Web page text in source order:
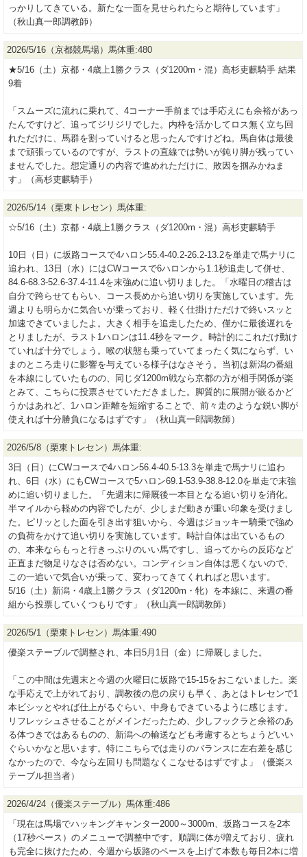
っかりしてきている。新たな一面を見せられたらと期待しています」
（秋山真一郎調教師）
2026/5/16（京都競馬場）馬体重:480
★5/16（土）京都・4歳上1勝クラス（ダ1200m・混）高杉吏麒騎手 結果
9着
「スムーズに流れに乗れて、4コーナー手前までは手応えにも余裕があっ
たんですけど、追ってジリジリでした。内枠を活かしてロス無く立ち回
れただけに、馬群を割っていけると思ったんですけどね。馬自体は最後
まで頑張っているのですが、ラストの直線では勢いが鈍り脚が残ってい
ませんでした。想定通りの内容で進めれただけに、敗因を掴みかねま
す」（高杉吏麒騎手）
2026/5/14（栗東トレセン）馬体重:
☆5/16（土）京都・4歳上1勝クラス（ダ1200m・混）高杉吏麒騎手
10日（日）に坂路コースで4ハロン55.4-40.2-26.2-13.2を単走で馬ナリに
追われ、13日（水）にはCWコースで6ハロンから1.1秒追走して併せ、
84.6-68.3-52.6-37.4-11.4を末強めに追い切りました。「水曜日の稽古は
自分で跨らせてもらい、コース長めから追い切りを実施しています。先
週よりも明らかに気合いが乗っており、軽く仕掛けただけで終いスッと
加速できていましたよ。大きく相手を追走したため、僅かに最後遅れを
とりましたが、ラスト1ハロンは11.4秒をマーク。時計的にこれだけ動け
ていれば十分でしょう。喉の状態も乗っていてまったく気にならず、い
まのところ走りに影響を与えている様子はなさそう。当初は新潟の番組
を本線にしていたものの、同じダ1200m戦なら京都の方が相手関係が楽
とみて、こちらに投票させていただきました。脚質的に展開が嵌るかど
うかはあれど、1ハロン距離を短縮することで、前々走のような鋭い脚が
使えれば十分勝負になるはずです」（秋山真一郎調教師）
2026/5/8（栗東トレセン）馬体重:
3日（日）にCWコースで4ハロン56.4-40.5-13.3を単走で馬ナリに追わ
れ、6日（水）にもCWコースで5ハロン69.1-53.9-38.8-12.0を単走で末強
めに追い切りました。「先週末に帰厩後一本目となる追い切りを消化。
半マイルから軽めの内容でしたが、少しまだ動きが重い印象を受けまし
た。ピリッとした面を引き出す狙いから、今週はジョッキー騎乗で強め
の負荷をかけて追い切りを実施しています。時計自体は出ているもの
の、本来ならもっと行きっぷりのいい馬ですし、追ってからの反応など
正直まだ物足りなさは否めない。コンディション自体は悪くないので、
この一追いで気合いが乗って、変わってきてくれればと思います。
5/16（土）新潟・4歳上1勝クラス（ダ1200m・牝）を本線に、来週の番
組から投票していくつもりです」（秋山真一郎調教師）
2026/5/1（栗東トレセン）馬体重:490
優楽ステーブルで調整され、本日5月1日（金）に帰厩しました。
「この中間は先週末と今週の火曜日に坂路で15-15をおこないました。楽
な手応えで上がれており、調教後の息の戻りも早く、あとはトレセンで1
本ビシッとやれば仕上がるぐらい、中身もできているように感じます。
リフレッシュさせることがメインだったため、少しフックラと余裕のあ
る体つきではあるものの、新潟への輸送なども考慮するとちょうどいい
ぐらいかなと思います。特にこちらでは走りのバランスに左右差を感じ
なかったので、今なら左回りも問題なくこなせるはずですよ」（優楽ス
テーブル担当者）
2026/4/24（優楽ステーブル）馬体重:486
「現在は馬場でハッキングキャンター2000～3000m、坂路コースを2本
（17秒ペース）のメニューで調整中です。順調に体が増えており、疲れ
も完全に抜けたため、今週から坂路のペースを上げて本数も毎日2本に増